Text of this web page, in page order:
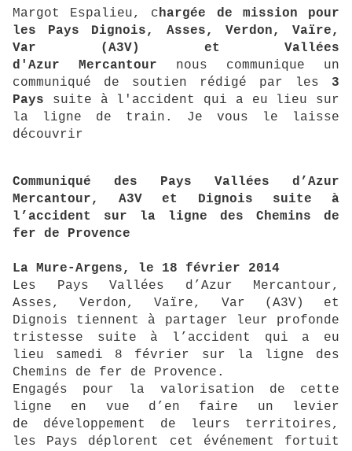
Margot Espalieu, chargée de mission pour
les Pays Dignois, Asses, Verdon,Vaïre,
Var
(A3V)
et Vallées
d'Azur Mercantour nous communique un
communiqué de soutien rédigé par les 3
Pays suite à l'accident qui a eu lieu sur
la ligne de train.
Je vous le laisse
découvrir
Communiqué des Pays Vallées d’Azur
Mercantour, A3V et Dignois suite à
l’accident sur la ligne des Chemins de
fer de Provence
La Mure-Argens, le 18 février 2014
Les Pays Vallées d’Azur Mercantour,
Asses, Verdon, Vaïre, Var (A3V) et
Dignois tiennent à partager leur profonde
tristesse suite à l’accident qui a eu
lieu samedi 8 février sur la ligne des
Chemins de fer de Provence.
Engagés pour la valorisation de cette
ligne en vue d’en faire un levier
de développement de leurs territoires,
les Pays déplorent cet événement fortuit